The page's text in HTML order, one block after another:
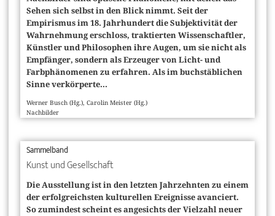
Sehen sich selbst in den Blick nimmt. Seit der
Empirismus im 18. Jahrhundert die Subjektivität der
Wahrnehmung erschloss, traktierten Wissenschaftler,
Künstler und Philosophen ihre Augen, um sie nicht als
Empfänger, sondern als Erzeuger von Licht- und
Farbphänomenen zu erfahren. Als im buchstäblichen
Sinne verkörperte...
Werner Busch (Hg.), Carolin Meister (Hg.)
Nachbilder
Sammelband
Kunst und Gesellschaft
Die Ausstellung ist in den letzten Jahrzehnten zu einem
der erfolgreichsten kulturellen Ereignisse avanciert.
So zumindest scheint es angesichts der Vielzahl neuer